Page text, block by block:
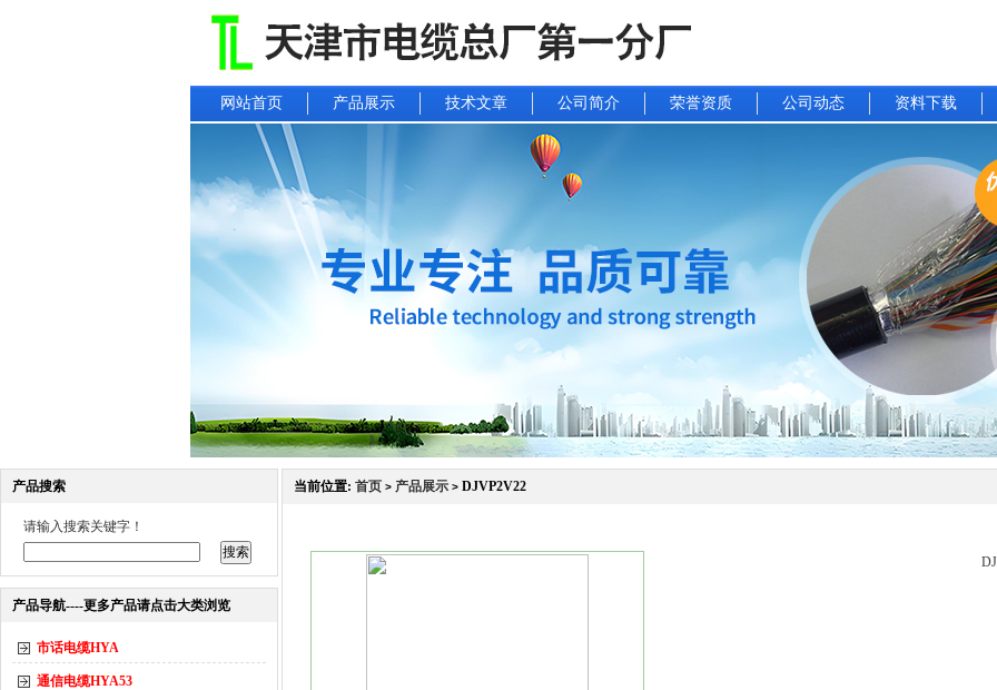
网站首页 产品展示 技术文章 公司简介 荣誉资质 公司动态 资料下载
产品搜索
请输入搜索关键字！
产品导航----更多产品请点击大类浏览
市话电缆HYA
通信电缆HYA53
当前位置: 首页 > 产品展示 > DJVP2V22